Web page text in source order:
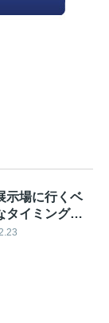
示場に行くベ
タイミングは
後悔しないた